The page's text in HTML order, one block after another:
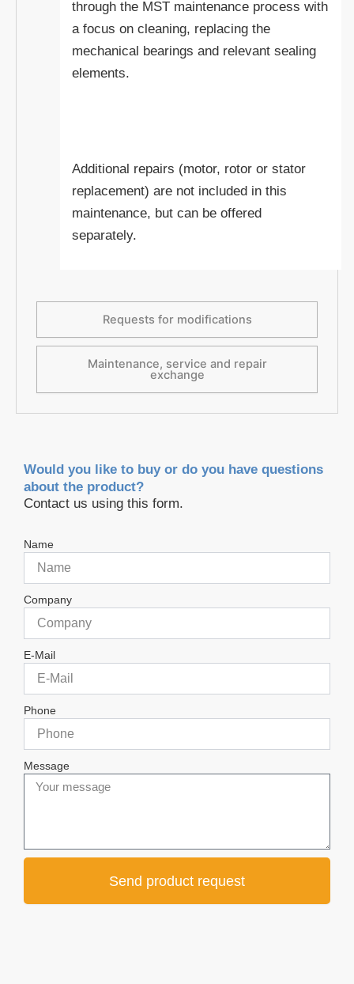
Requests for modifications
Maintenance, service and repair
exchange
through the MST maintenance process with
a focus on cleaning, replacing the
mechanical bearings and relevant sealing
elements.
Additional repairs (motor, rotor or stator
replacement) are not included in this
maintenance, but can be offered
separately.
Would you like to buy or do you have questions
about the product?
Contact us using this form.
Name
Company
E-Mail
Phone
Message
Send product request